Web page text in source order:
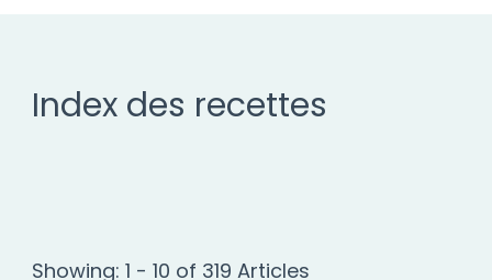
Index des recettes
Showing: 1 - 10 of 319 Articles